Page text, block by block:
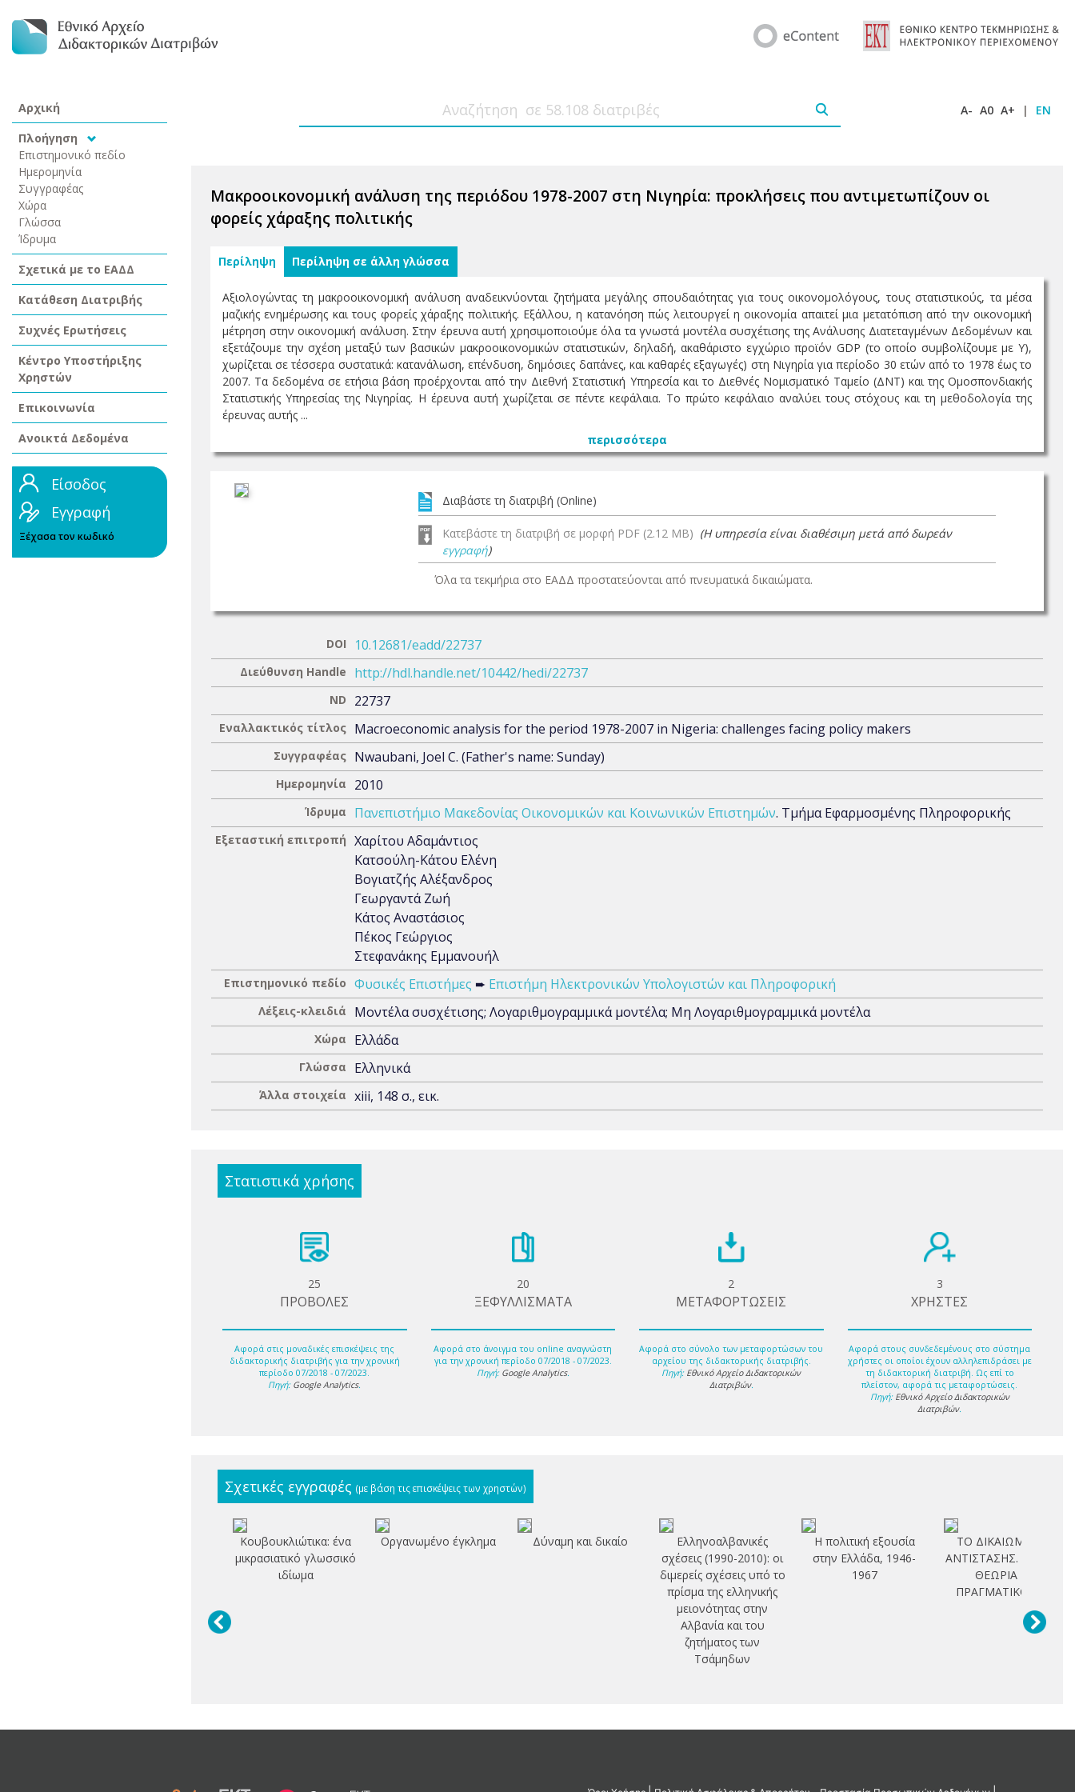
Αρχική
Πλοήγηση
Επιστημονικό πεδίο
Ημερομηνία
Συγγραφέας
Χώρα
Γλώσσα
Ίδρυμα
Σχετικά με το ΕΑΔΔ
Κατάθεση Διατριβής
Συχνές Ερωτήσεις
Κέντρο Υποστήριξης
Χρηστών
Επικοινωνία
Ανοικτά Δεδομένα
Είσοδος
Εγγραφή
Ξέχασα τον κωδικό
A- A0 A+ | EN
Μακροοικονομική ανάλυση της περιόδου 1978-2007 στη Νιγηρία: προκλήσεις που αντιμετωπίζουν οι
φορείς χάραξης πολιτικής
Περίληψη Περίληψη σε άλλη γλώσσα
Αξιολογώντας τη μακροοικονομική ανάλυση αναδεικνύονται ζητήματα μεγάλης σπουδαιότητας για τους οικονομολόγους, τους στατιστικούς, τα μέσα
μαζικής ενημέρωσης και τους φορείς χάραξης πολιτικής. Εξάλλου, η κατανόηση πώς λειτουργεί η οικονομία απαιτεί μια μετατόπιση από την οικονομική
μέτρηση στην οικονομική ανάλυση. Στην έρευνα αυτή χρησιμοποιούμε όλα τα γνωστά μοντέλα συσχέτισης της Ανάλυσης Διατεταγμένων Δεδομένων και
εξετάζουμε την σχέση μεταξύ των βασικών μακροοικονομικών στατιστικών, δηλαδή, ακαθάριστο εγχώριο προϊόν GDP (το οποίο συμβολίζουμε με Υ),
χωρίζεται σε τέσσερα συστατικά: κατανάλωση, επένδυση, δημόσιες δαπάνες, και καθαρές εξαγωγές) στη Νιγηρία για περίοδο 30 ετών από το 1978 έως το
2007. Τα δεδομένα σε ετήσια βάση προέρχονται από την Διεθνή Στατιστική Υπηρεσία και το Διεθνές Νομισματικό Ταμείο (ΔΝΤ) και της Ομοσπονδιακής
Στατιστικής Υπηρεσίας της Νιγηρίας. Η έρευνα αυτή χωρίζεται σε πέντε κεφάλαια. Το πρώτο κεφάλαιο αναλύει τους στόχους και τη μεθοδολογία της
έρευνας αυτής ...
περισσότερα
Διαβάστε τη διατριβή (Online)
Κατεβάστε τη διατριβή σε μορφή PDF (2.12 MB) (Η υπηρεσία είναι διαθέσιμη μετά από δωρεάν
εγγραφή)
Όλα τα τεκμήρια στο ΕΑΔΔ προστατεύονται από πνευματικά δικαιώματα.
DOI 10.12681/eadd/22737
Διεύθυνση Handle http://hdl.handle.net/10442/hedi/22737
ND 22737
Εναλλακτικός τίτλος Macroeconomic analysis for the period 1978-2007 in Nigeria: challenges facing policy makers
Συγγραφέας Nwaubani, Joel C. (Father's name: Sunday)
Ημερομηνία 2010
Ίδρυμα Πανεπιστήμιο Μακεδονίας Οικονομικών και Κοινωνικών Επιστημών. Τμήμα Εφαρμοσμένης Πληροφορικής
Εξεταστική επιτροπή Χαρίτου Αδαμάντιος
Κατσούλη-Κάτου Ελένη
Βογιατζής Αλέξανδρος
Γεωργαντά Ζωή
Κάτος Αναστάσιος
Πέκος Γεώργιος
Στεφανάκης Εμμανουήλ
Επιστημονικό πεδίο Φυσικές Επιστήμες ➨ Επιστήμη Ηλεκτρονικών Υπολογιστών και Πληροφορική
Λέξεις-κλειδιά Μοντέλα συσχέτισης; Λογαριθμογραμμικά μοντέλα; Μη Λογαριθμογραμμικά μοντέλα
Χώρα Ελλάδα
Γλώσσα Ελληνικά
Άλλα στοιχεία xiii, 148 σ., εικ.
Στατιστικά χρήσης
25
ΠΡΟΒΟΛΕΣ
Αφορά στις μοναδικές επισκέψεις της
διδακτορικής διατριβής για την χρονική
περίοδο 07/2018 - 07/2023.
Πηγή: Google Analytics.
20
ΞΕΦΥΛΛΙΣΜΑΤΑ
Αφορά στο άνοιγμα του online αναγνώστη
για την χρονική περίοδο 07/2018 - 07/2023.
Πηγή: Google Analytics.
2
ΜΕΤΑΦΟΡΤΩΣΕΙΣ
Αφορά στο σύνολο των μεταφορτώσων του
αρχείου της διδακτορικής διατριβής.
Πηγή: Εθνικό Αρχείο Διδακτορικών
Διατριβών.
3
ΧΡΗΣΤΕΣ
Αφορά στους συνδεδεμένους στο σύστημα
χρήστες οι οποίοι έχουν αλληλεπιδράσει με
τη διδακτορική διατριβή. Ως επί το
πλείστον, αφορά τις μεταφορτώσεις.
Πηγή: Εθνικό Αρχείο Διδακτορικών
Διατριβών.
Σχετικές εγγραφές (με βάση τις επισκέψεις των χρηστών)
Κουβουκλιώτικα: ένα
μικρασιατικό γλωσσικό
ιδίωμα
Οργανωμένο έγκλημα Δύναμη και δικαίο
Ελληνοαλβανικές
σχέσεις (1990-2010): οι
διμερείς σχέσεις υπό το
πρίσμα της ελληνικής
μειονότητας στην
Αλβανία και του
ζητήματος των
Τσάμηδων
Η πολιτική εξουσία
στην Ελλάδα, 1946-
1967
ΤΟ ΔΙΚΑΙΩΜΑ ΤΗΣ
ΑΝΤΙΣΤΑΣΗΣ. ΙΣΤΟΡΙΑ,
ΘΕΩΡΙΑ ΚΑΙ
ΠΡΑΓΜΑΤΙΚΟΤΗΤΑ